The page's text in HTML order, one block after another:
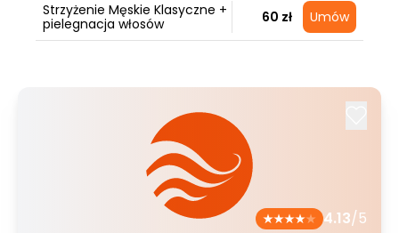
Strzyżenie Męskie Klasyczne +
pielegnacja włosów
60 zł Umów
4.13/5